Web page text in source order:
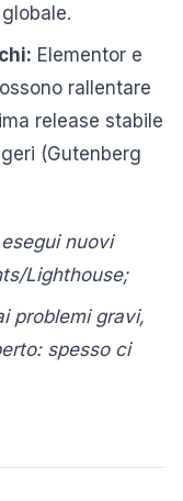
Elementor e
rallentare
release stabile
(Gutenberg
nuovi
Lighthouse;
problemi gravi,
spesso ci